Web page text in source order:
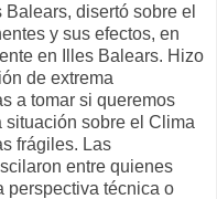
disertó sobre el
y sus efectos, en
en Illes Balears. Hizo
de extrema
a tomar si queremos
situación sobre el Clima
frágiles. Las
entre quienes
perspectiva técnica o